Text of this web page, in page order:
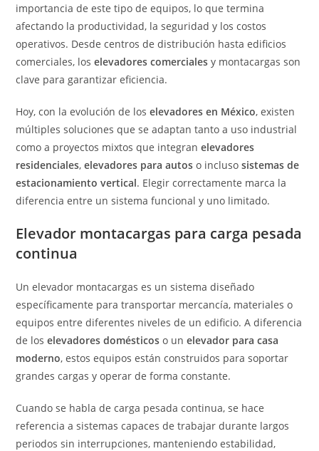
importancia de este tipo de equipos, lo que termina
afectando la productividad, la seguridad y los costos
operativos. Desde centros de distribución hasta edificios
comerciales, loselevadores comerciales y montacargas son
clave para garantizar eficiencia.
Hoy, con la evolución de loselevadores en México, existen
múltiples soluciones que se adaptan tanto a uso industrial
como a proyectos mixtos que integranelevadores
residenciales,elevadores para autos o inclusosistemas de
estacionamiento vertical. Elegir correctamente marca la
diferencia entre un sistema funcional y uno limitado.
Elevador montacargas para carga pesada
continua
Un elevador montacargas es un sistema diseñado
específicamente para transportar mercancía, materiales o
equipos entre diferentes niveles de un edificio. A diferencia
de loselevadores domésticos o unelevador para casa
moderno, estos equipos están construidos para soportar
grandes cargas y operar de forma constante.
Cuando se habla de carga pesada continua, se hace
referencia a sistemas capaces de trabajar durante largos
periodos sin interrupciones, manteniendo estabilidad,